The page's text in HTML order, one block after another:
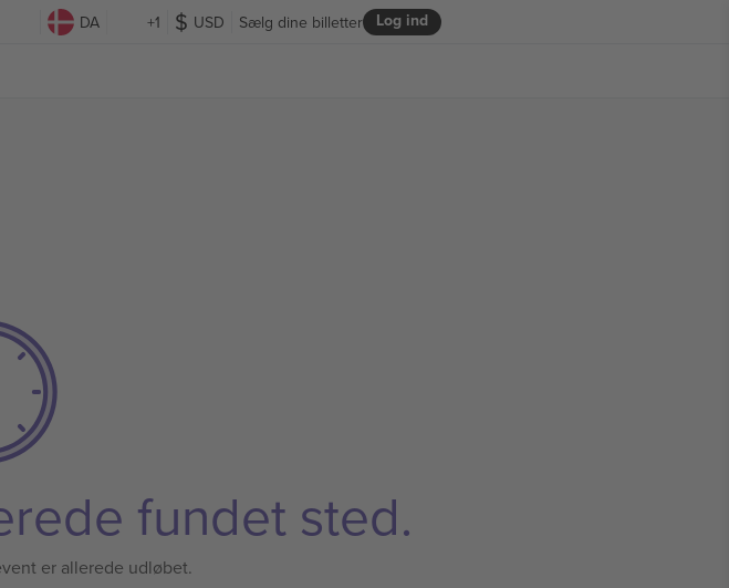
DA +1 USD Log ind
Sælg dine billetter
fundet sted.
er allerede udløbet.